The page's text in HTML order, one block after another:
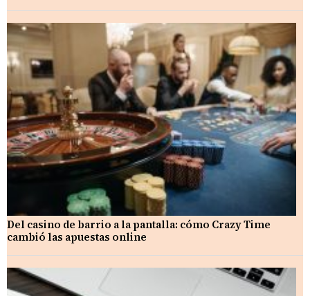
Del casino de barrio a la pantalla: cómo Crazy Time
cambió las apuestas online